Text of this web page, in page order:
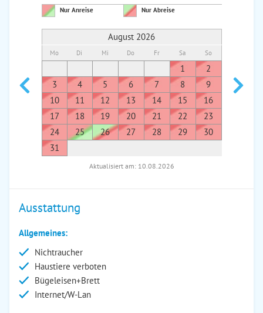
Nur Anreise Nur Abreise
August 2026
Mo Di Mi Do Fr Sa So
1
2
3
4 5 6 7 8
9
10
11 12 13 14 15
16
17
18 19 20 21 22
23
24
25 26 27 28 29
30
31
7
Aktualisiert am: 10.08.2026
Ausstattung
Allgemeines:
Nichtraucher
Haustiere verboten
Bügeleisen+Brett
Internet/W-Lan